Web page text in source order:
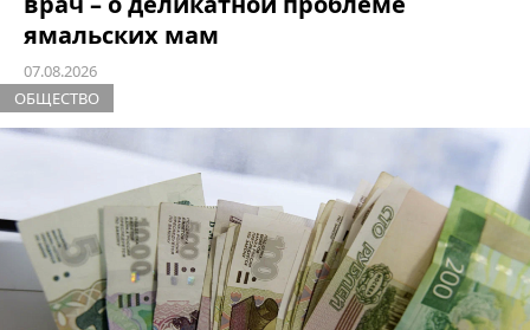
ямальских мам
07.08.2026
ОБЩЕСТВО